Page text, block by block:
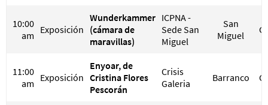
10:00
am Exposición
Wunderkammer
(cámara de
maravillas)
ICPNA -
Sede San
Miguel
San
Miguel
11:00
am Exposición
Enyoar, de
Cristina Flores
Pescorán
Crisis
Galeria
Barranco